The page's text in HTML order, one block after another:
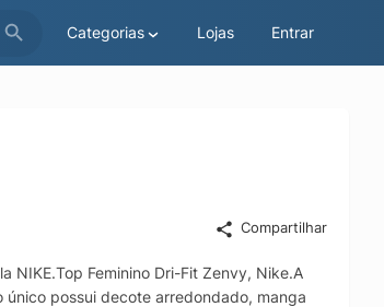
Categorias Lojas Entrar
Compartilhar
NIKE.Top Feminino Dri-Fit Zenvy, Nike.A
possui decote arredondado, manga